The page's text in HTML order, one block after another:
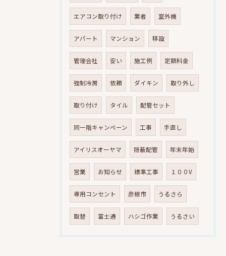
エアコン取り付け 業者 室外機
アパート マンション 移設
管理会社 安い 施工例 定額料金
強制冷房 依頼 ダイキン 取り外し
取り付け タイル 配管セット
同一階キャンペーン 工事 手直し
アイリスオーヤマ 隠蔽配管 年末年始
営業 お知らせ 標準工事 １００V
専用コンセント 彦根市 うるさら
取替 富士通 ハシゴ作業 うるさい